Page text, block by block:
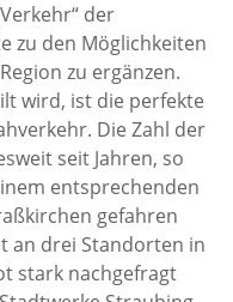
der
zu den Möglichkeiten
zu ergänzen.
wird, ist die perfekte
Die Zahl der
seit Jahren, so
entsprechenden
gefahren
an drei Standorten in
stark nachgefragt